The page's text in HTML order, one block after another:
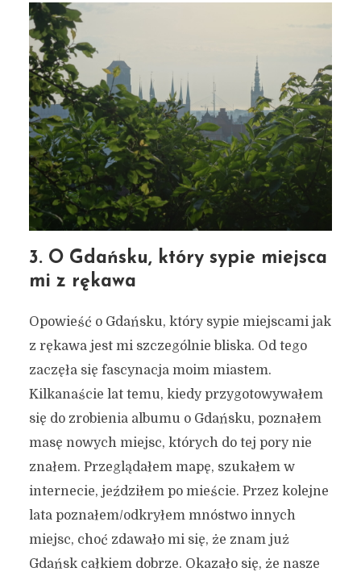
3. O Gdańsku, który sypie miejsca
mi z rękawa
Opowieść o Gdańsku, który sypie miejscami jak
z rękawa jest mi szczególnie bliska. Od tego
zaczęła się fascynacja moim miastem.
Kilkanaście lat temu, kiedy przygotowywałem
się do zrobienia albumu o Gdańsku, poznałem
masę nowych miejsc, których do tej pory nie
znałem. Przeglądałem mapę, szukałem w
internecie, jeździłem po mieście. Przez kolejne
lata poznałem/odkryłem mnóstwo innych
miejsc, choć zdawało mi się, że znam już
Gdańsk całkiem dobrze. Okazało się, że nasze